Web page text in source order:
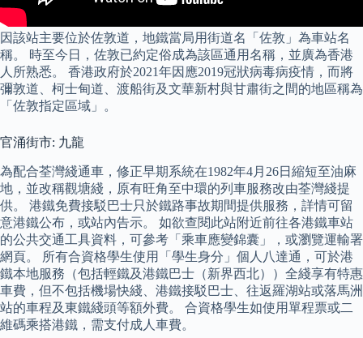
因該站主要位於佐敦道，地鐵當局用街道名「佐敦」為車站名
稱。 時至今日，佐敦已約定俗成為該區通用名稱，並廣為香港
人所熟悉。 香港政府於2021年因應2019冠狀病毒病疫情，而將
彌敦道、柯士甸道、渡船街及文華新村與甘肅街之間的地區稱為
「佐敦指定區域」。
官涌街市: 九龍
為配合荃灣綫通車，修正早期系統在1982年4月26日縮短至油麻
地，並改稱觀塘綫，原有旺角至中環的列車服務改由荃灣綫提
供。 港鐵免費接駁巴士只於鐵路事故期間提供服務，詳情可留
意港鐵公布，或站內告示。 如欲查閱此站附近前往各港鐵車站
的公共交通工具資料，可參考「乘車應變錦囊」，或瀏覽運輸署
網頁。 所有合資格學生使用「學生身分」個人八達通，可於港
鐵本地服務（包括輕鐵及港鐵巴士（新界西北））全綫享有特惠
車費，但不包括機場快綫、港鐵接駁巴士、往返羅湖站或落馬洲
站的車程及東鐵綫頭等額外費。 合資格學生如使用單程票或二
維碼乘搭港鐵，需支付成人車費。